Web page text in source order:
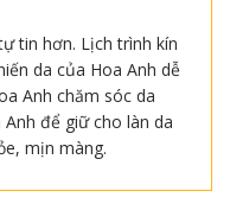
tin hơn. Lịch trình kín
da của Hoa Anh dễ
Anh chăm sóc da
để giữ cho làn da
mịn màng.